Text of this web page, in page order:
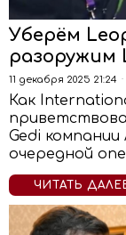
Уберём
разоружим
11 декабря 2025 21:24
Как
Gedi
очередной
ЧИТАТЬ